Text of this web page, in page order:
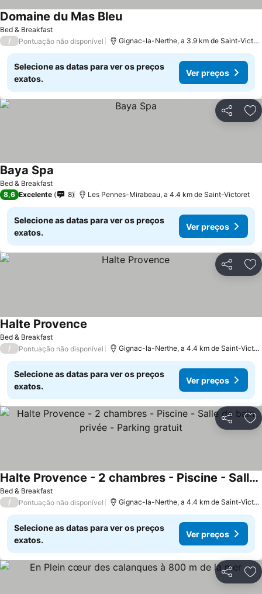
Bed & Breakfast
Domaine du Mas BleuVer preços
/ Pontuação não disponível Gignac-la-Nerthe, a 3.9 km de Saint-
Selecione as datas para ver os preços
exatos.
Ver preços
Partilhar
Bed & Breakfast
Baya Spa
8,6 Excelente 8 Les Pennes-Mirabeau, a 4.4 km de Saint-Victoret
Selecione as datas para ver os preços
exatos.
Ver preços
Partilhar
Bed & Breakfast
Halte Provence
/ Pontuação não disponível Gignac-la-Nerthe, a 4.4 km de Saint-
Selecione as datas para ver os preços
exatos.
Ver preços
Partilhar
Bed & Breakfast
Halte Provence - 2 chambres - Piscine - Salle de bain privée - Parking gratuit
Ver preços
/ Pontuação não disponível Gignac-la-Nerthe, a 4.4 km de Saint-
Selecione as datas para ver os preços
exatos.
Ver preços
Partilhar